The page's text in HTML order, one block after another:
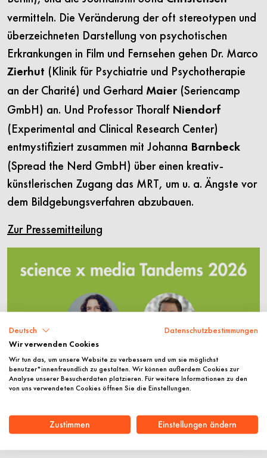
vermitteln. Die Veränderung der oft stereotypen und
überzeichneten Darstellung von psychotischen
Erkrankungen in Film und Fernsehen gehen Dr. Marco
Zierhut (Klinik für Psychiatrie und Psychotherapie
an der Charité) und Gerhard Maier (Seriencamp
GmbH) an. Und Professor Thoralf Niendorf
(Experimental and Clinical Research Center)
entmystifiziert zusammen mit Johanna Barnbeck
(Spread the Nerd GmbH) über einen kreativ-
künstlerischen Zugang das MRT, um u. a. Ängste vor
dem Bildgebungsverfahren abzubauen.
Zur Pressemitteilung
Deutsch Datenschutzbestimmungen
Wir verwenden Cookies
Wir tun das, um unsere Website zu verbessern und um sie möglichst
benutzer*innenfreundlich zu gestalten. Wir können außerdem Cookies zur
Analyse unserer Besucherdaten platzieren. Für weitere Informationen zu den
von uns verwendeten Cookies öffnen Sie die Einstellungen.
Zustimmen Einstellungen ändern